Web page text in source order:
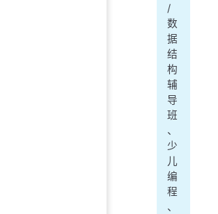
/
数
据
结
构
辅
导
班
、
少
儿
编
程
、